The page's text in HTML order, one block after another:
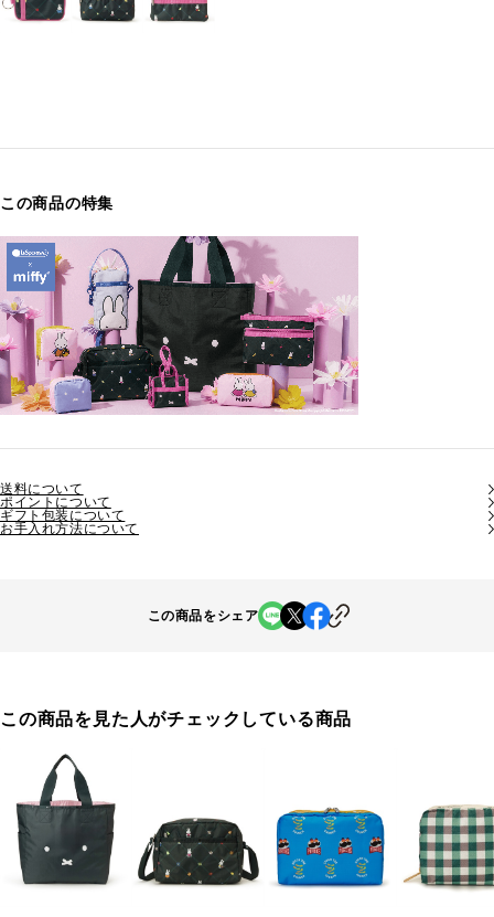
この商品の特集
送料について
ポイントについて
ギフト包装について
お手入れ方法について
この商品をシェア
この商品を見た人がチェックしている商品